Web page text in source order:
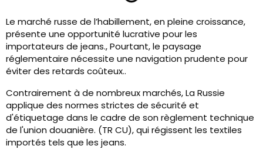
Le marché russe de l’habillement, en pleine croissance,
présente une opportunité lucrative pour les
importateurs de jeans., Pourtant, le paysage
réglementaire nécessite une navigation prudente pour
éviter des retards coûteux..
Contrairement à de nombreux marchés, La Russie
applique des normes strictes de sécurité et
d'étiquetage dans le cadre de son règlement technique
de l'union douanière. (TR CU), qui régissent les textiles
importés tels que les jeans.